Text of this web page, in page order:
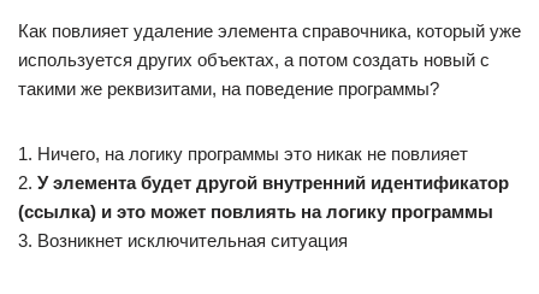
Как повлияет удаление элемента справочника, который уже
используется других объектах, а потом создать новый с
такими же реквизитами, на поведение программы?
1. Ничего, на логику программы это никак не повлияет
2. У элемента будет другой внутренний идентификатор
(ссылка) и это может повлиять на логику программы
3. Возникнет исключительная ситуация